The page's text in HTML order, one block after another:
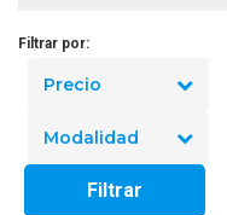
Filtrar por:
Precio
Modalidad
Filtrar